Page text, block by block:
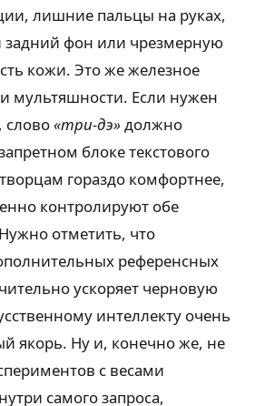
лишние пальцы на руках,
фон или чрезмерную
кожи. Это же железное
и мультяшности. Если нужен
слово«три-дэ»должно
блоке текстового
гораздо комфортнее,
контролируют обе
отметить, что
референсных
ускоряет черновую
интеллекту очень
якорь. Ну и, конечно же, не
с весами
самого запроса,